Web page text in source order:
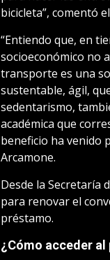
bicicleta”, comentó
“Entiendo que, en
socioeconómico no
transporte es una
sustentable, ágil,
sedentarismo,
académica que
beneficio ha venido
Arcamone.
Desde la Secretaría
para renovar el
préstamo.
¿Cómo acceder